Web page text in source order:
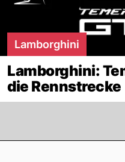
Lamborghini
Lamborghini:
die Rennstrecke